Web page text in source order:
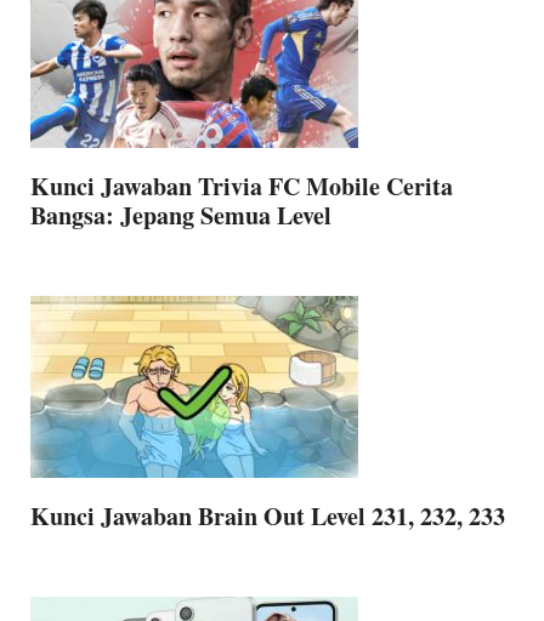
Kunci Jawaban Trivia FC Mobile Cerita
Bangsa: Jepang Semua Level
Kunci Jawaban Brain Out Level 231, 232, 233